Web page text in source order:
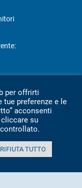
per offrirti
tue preferenze e le
acconsenti
su
RIFIUTA TUTTO